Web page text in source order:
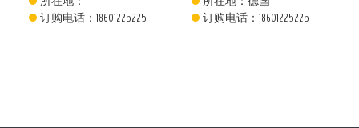
订购电话：18601225225
订购电话：18601225225